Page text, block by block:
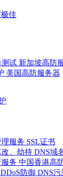
佳
试 新加坡高防
美国高防服务器
服务 SSL证书
、劫持 DNS域
务 中国香港高
防御 DNS污